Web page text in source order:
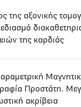
της αξονικής
της καρδιάς
Προστάτη.
ακρίβεια